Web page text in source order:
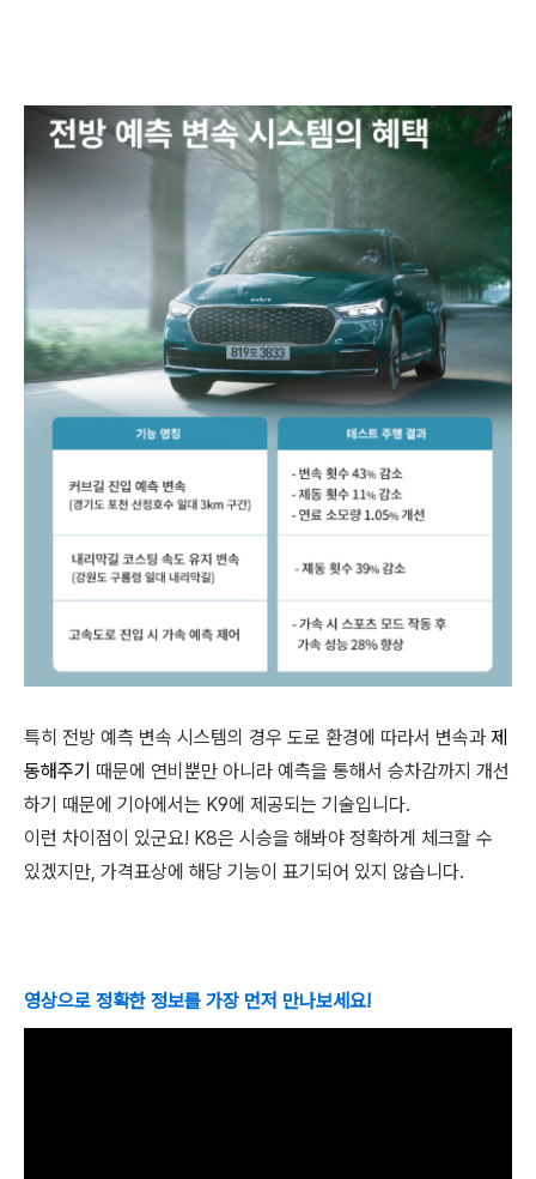
특히 전방 예측 변속 시스템의 경우 도로 환경에 따라서 변속과 제
동해주기 때문에 연비뿐만 아니라 예측을 통해서 승차감까지 개선
하기 때문에 기아에서는 K9에 제공되는 기술입니다.
이런 차이점이 있군요! K8은 시승을 해봐야 정확하게 체크할 수
있겠지만, 가격표상에 해당 기능이 표기되어 있지 않습니다.
영상으로 정확한 정보를 가장 먼저 만나보세요!